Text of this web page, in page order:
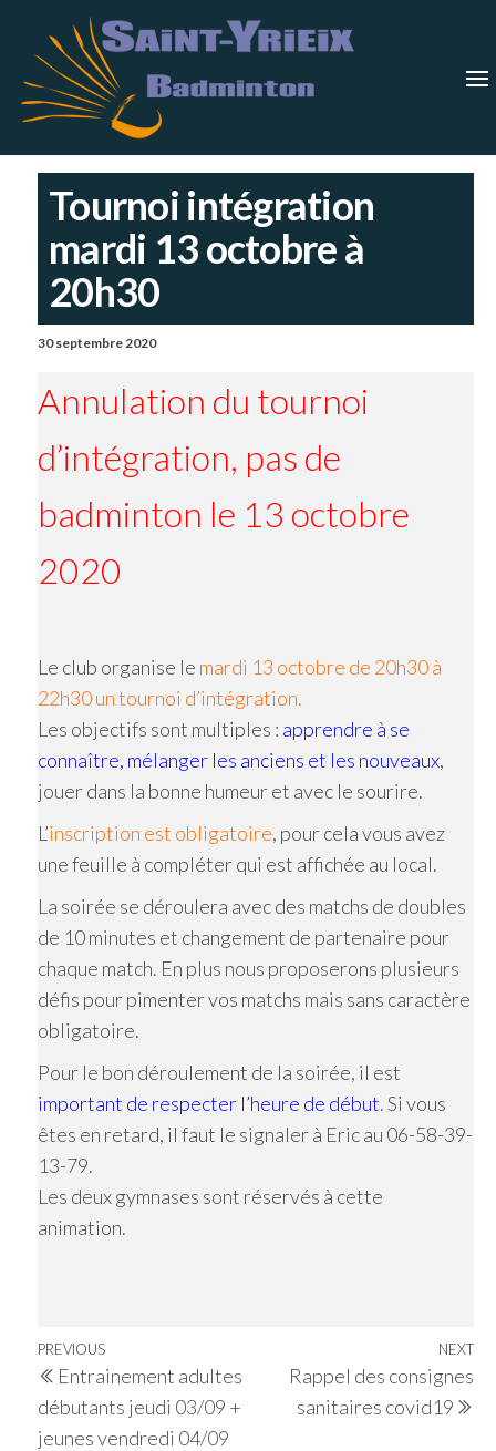
the
content
Tournoi intégration
mardi 13 octobre à
20h30
30 septembre 2020
Annulation du tournoi
d’intégration, pas de
badminton le 13 octobre
2020
Le club organise le mardi 13 octobre de 20h30 à
22h30 un tournoi d’intégration.
Les objectifs sont multiples : apprendre à se
connaître, mélanger les anciens et les nouveaux,
jouer dans la bonne humeur et avec le sourire.
L’inscription est obligatoire, pour cela vous avez
une feuille à compléter qui est affichée au local.
La soirée se déroulera avec des matchs de doubles
de 10 minutes et changement de partenaire pour
chaque match. En plus nous proposerons plusieurs
défis pour pimenter vos matchs mais sans caractère
obligatoire.
Pour le bon déroulement de la soirée, il est
important de respecter l’heure de début. Si vous
êtes en retard, il faut le signaler à Eric au 06-58-39-
13-79.
Les deux gymnases sont réservés à cette
animation.
Navigation
de
l’article
Previous
Post
PREVIOUS
Entrainement adultes
débutants jeudi 03/09 +
jeunes vendredi 04/09
NEXT
Rappel des consignes
sanitaires covid19